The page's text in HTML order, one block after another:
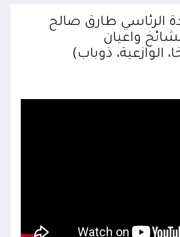
الرئاسي طارق صالح
واعيان
الوازعية، ذوباب)